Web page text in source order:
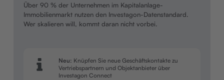
Über 90 % der Unternehmen im Kapitalanlage-
Immobilienmarkt nutzen den Investagon-Datenstandard.
Wer skalieren will, kommt daran nicht vorbei.
Neu: Knüpfen Sie neue Geschäftskontakte zu
Vertriebspartnern und Objektanbieter über
Investagon Connect